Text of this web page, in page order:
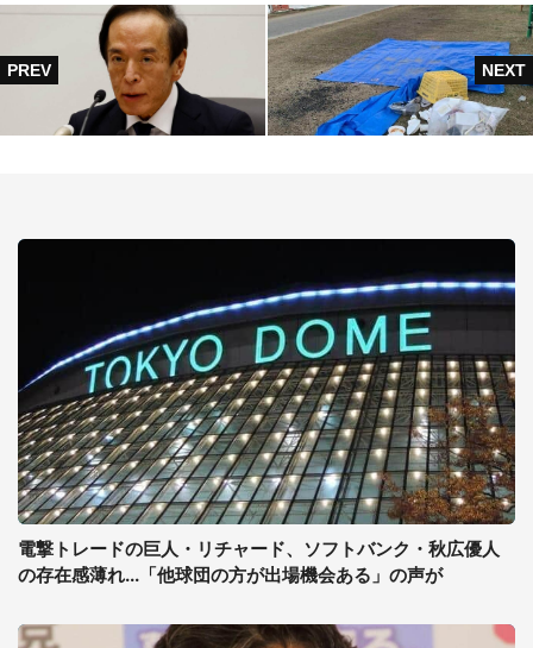
電撃トレードの巨人・リチャード、ソフトバンク・秋広優人
の存在感薄れ...「他球団の方が出場機会ある」の声が